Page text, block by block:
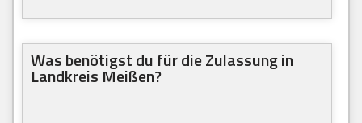
Was benötigst du für die Zulassung in
Landkreis Meißen?